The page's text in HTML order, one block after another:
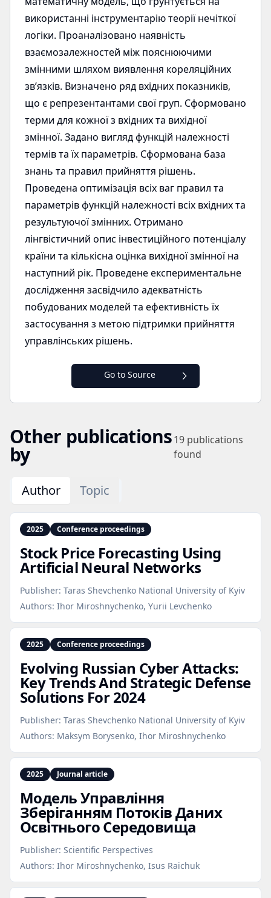
використанні інструментарію теорії нечіткої
логіки. Проаналізовано наявність
взаємозалежностей між пояснюючими
змінними шляхом виявлення кореляційних
зв’язків. Визначено ряд вхідних показників,
що є репрезентантами свої груп. Сформовано
терми для кожної з вхідних та вихідної
змінної. Задано вигляд функцій належності
термів та їх параметрів. Сформована база
знань та правил прийняття рішень.
Проведена оптимізація всіх ваг правил та
параметрів функцій належності всіх вхідних та
результуючої змінних. Отримано
лінгвістичний опис інвестиційного потенціалу
країни та кількісна оцінка вихідної змінної на
наступний рік. Проведене експериментальне
дослідження засвідчило адекватність
побудованих моделей та ефективність їх
застосування з метою підтримки прийняття
управлінських рішень.
Go to Source
Other publications
by
19 publications
found
Author Topic
2025 Conference proceedings
Stock Price Forecasting Using
Artificial Neural Networks
Publisher: Taras Shevchenko National University of Kyiv
Authors: Ihor Miroshnychenko, Yurii Levchenko
2025 Conference proceedings
Evolving Russian Cyber Attacks:
Key Trends And Strategic Defense
Solutions For 2024
Publisher: Taras Shevchenko National University of Kyiv
Authors: Maksym Borysenko, Ihor Miroshnychenko
2025 Journal article
Модель Управління
Зберіганням Потоків Даних
Освітнього Середовища
Publisher: Scientific Perspectives
Authors: Ihor Miroshnychenko, Isus Raichuk